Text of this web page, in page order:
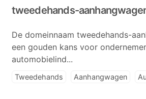
tweedehands-
De domeinnaam tweedehands-
een gouden kans voor
automobielind...
Tweedehands Aanhangwagen